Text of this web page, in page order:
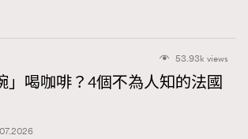
53.93k views
」喝咖啡？4個不為人知的法國